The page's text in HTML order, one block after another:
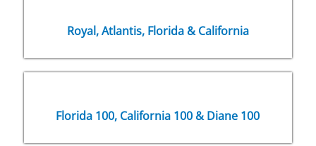
Royal, Atlantis, Florida & California
Florida 100, California 100 & Diane 100